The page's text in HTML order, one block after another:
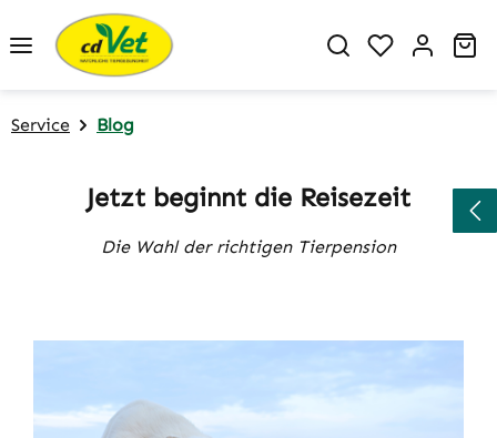
Zum Hauptinhalt springen
Du hast 0
Service Blog
Jetzt beginnt die Reisezeit
Die Wahl der richtigen Tierpension